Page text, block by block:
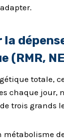
la
(RMR,
totale,
chaque jour,
trois grands
métabolisme